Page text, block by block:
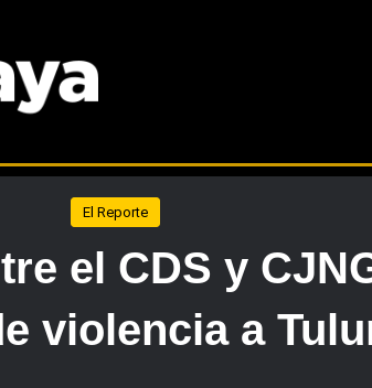
El Reporte
el CDS y
violencia a